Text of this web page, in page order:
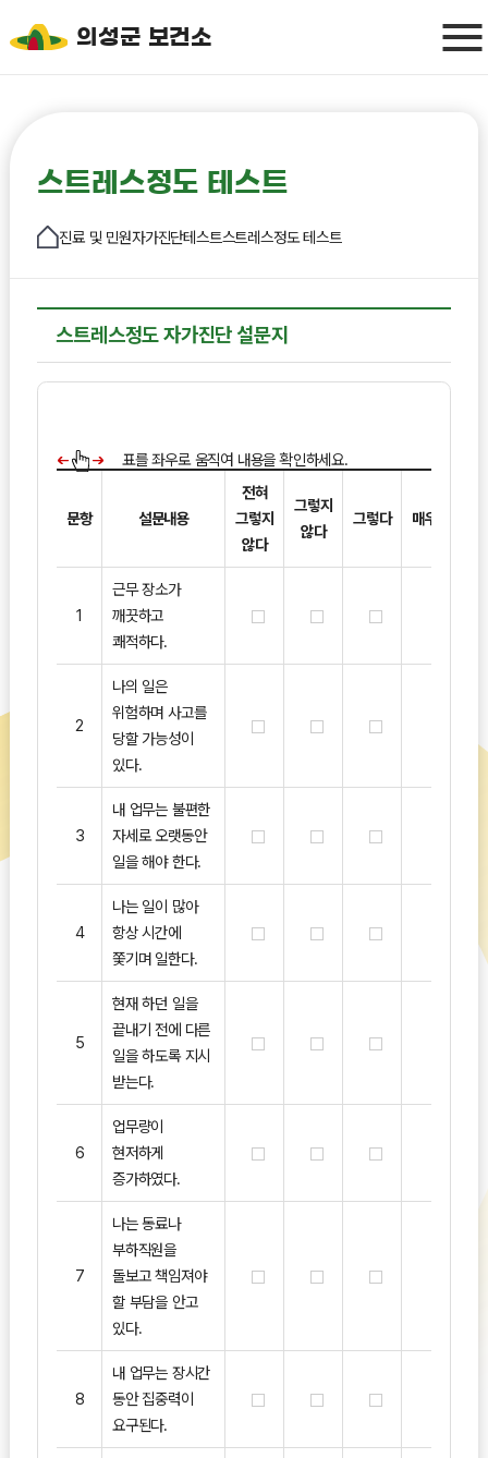
의성군 보건소
스트레스정도 테스트
진료 및 민원자가진단테스트스트레스정도 테스트
스트레스정도 자가진단 설문지
표를 좌우로 움직여 내용을 확인하세요.
문항 설문내용
전혀
그렇지
않다
그렇지
않다
그렇다 매우그렇다
1
근무 장소가
깨끗하고
쾌적하다.
2
나의 일은
위험하며 사고를
당할 가능성이
있다.
3
내 업무는 불편한
자세로 오랫동안
일을 해야 한다.
4
나는 일이 많아
항상 시간에
쫓기며 일한다.
5
현재 하던 일을
끝내기 전에 다른
일을 하도록 지시
받는다.
6
업무량이
현저하게
증가하였다.
7
나는 동료나
부하직원을
돌보고 책임져야
할 부담을 안고
있다.
8
내 업무는 장시간
동안 집중력이
요구된다.